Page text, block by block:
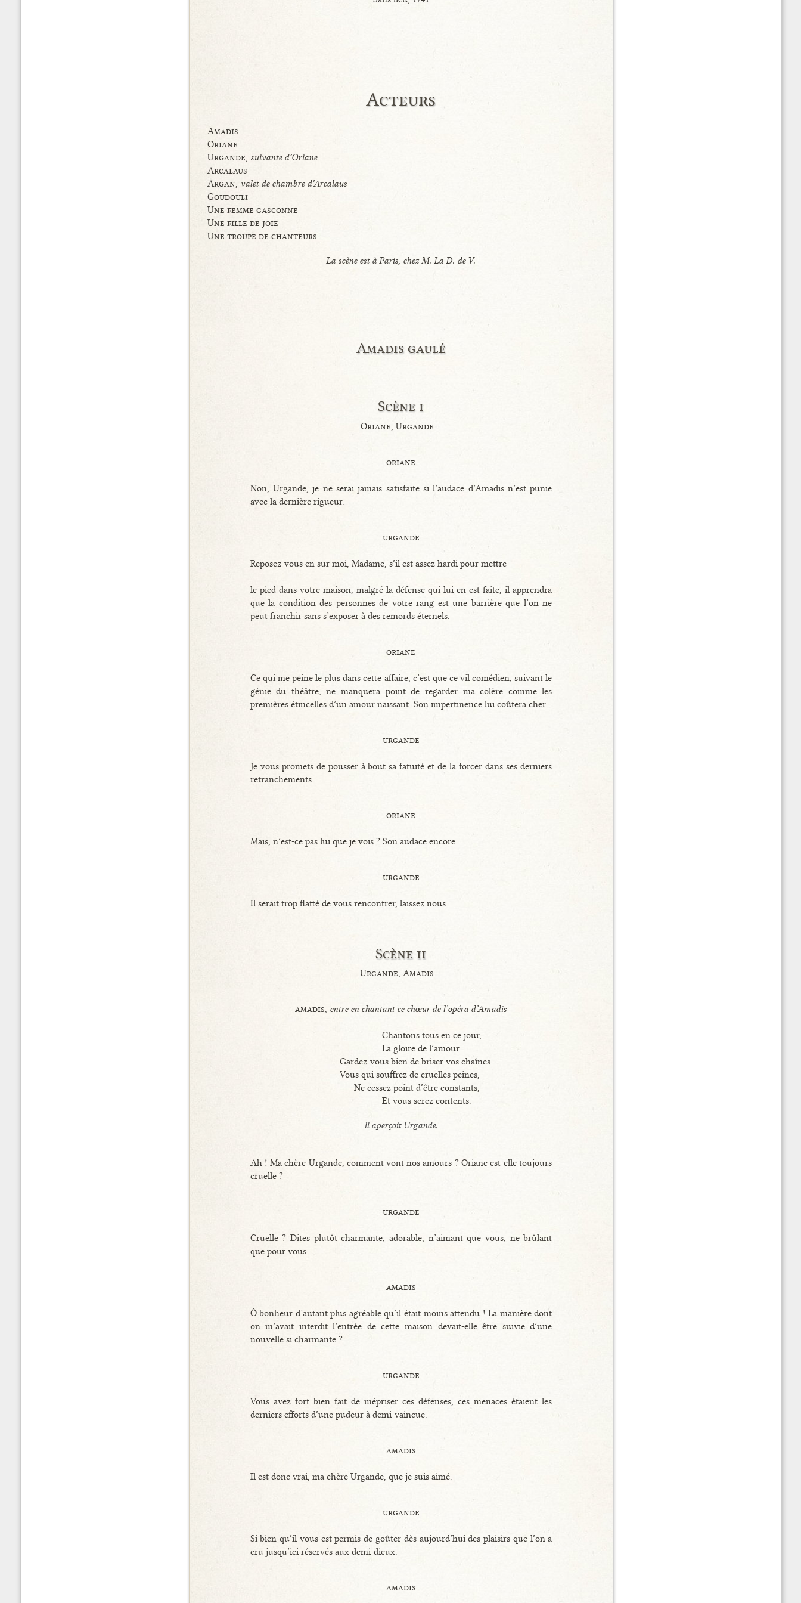
Acteurs
Amadis
Oriane
Urgande, suivante d’Oriane
Arcalaus
Argan, valet de chambre d’Arcalaus
Goudouli
Une femme gasconne
Une fille de joie
Une troupe de chanteurs
La scène est à Paris, chez M. La D. de V.
Amadis gaulé
Scène i
Oriane, Urgande
oriane
Non, Urgande, je ne serai jamais satisfaite si l’audace d’Amadis n’est punie
avec la dernière rigueur.
urgande
Reposez-vous en sur moi, Madame, s’il est assez hardi pour mettre
le pied dans votre maison, malgré la défense qui lui en est faite, il apprendra
que la condition des personnes de votre rang est une barrière que l’on ne
peut franchir sans s’exposer à des remords éternels.
oriane
Ce qui me peine le plus dans cette affaire, c’est que ce vil comédien, suivant le
génie du théâtre, ne manquera point de regarder ma colère comme les
premières étincelles d’un amour naissant. Son impertinence lui coûtera cher.
urgande
Je vous promets de pousser à bout sa fatuité et de la forcer dans ses derniers
retranchements.
oriane
Mais, n’est-ce pas lui que je vois ? Son audace encore...
urgande
Il serait trop flatté de vous rencontrer, laissez nous.
Scène ii
Urgande, Amadis
amadis, entre en chantant ce chœur de l’opéra d’Amadis
Chantons tous en ce jour,
La gloire de l’amour.
Gardez-vous bien de briser vos chaînes
Vous qui souffrez de cruelles peines,
Ne cessez point d’être constants,
Et vous serez contents.
Il aperçoit Urgande.
Ah ! Ma chère Urgande, comment vont nos amours ? Oriane est-elle toujours
cruelle ?
urgande
Cruelle ? Dites plutôt charmante, adorable, n’aimant que vous, ne brûlant
que pour vous.
amadis
Ô bonheur d’autant plus agréable qu’il était moins attendu ! La manière dont
on m’avait interdit l’entrée de cette maison devait-elle être suivie d’une
nouvelle si charmante ?
urgande
Vous avez fort bien fait de mépriser ces défenses, ces menaces étaient les
derniers efforts d’une pudeur à demi-vaincue.
amadis
Il est donc vrai, ma chère Urgande, que je suis aimé.
urgande
Si bien qu’il vous est permis de goûter dès aujourd’hui des plaisirs que l’on a
cru jusqu’ici réservés aux demi-dieux.
amadis